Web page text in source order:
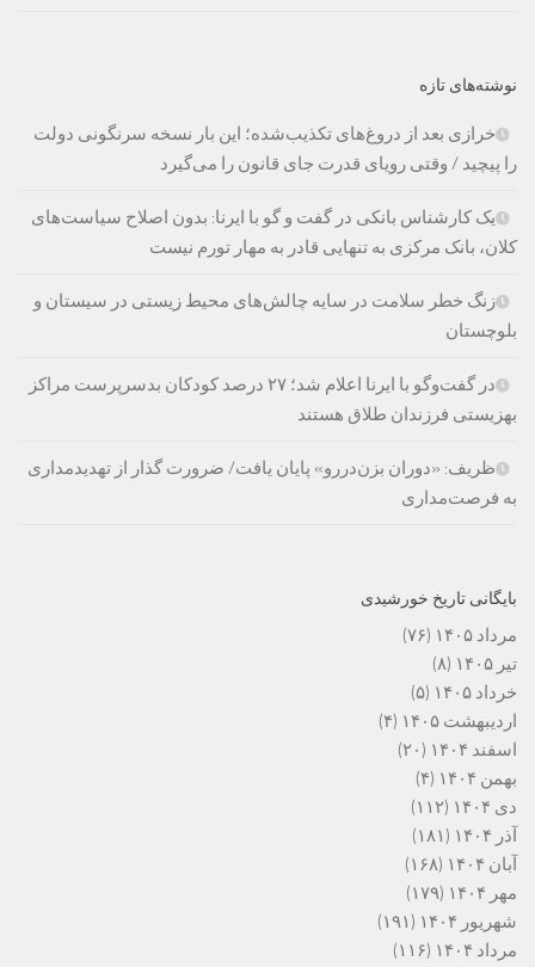
نوشته‌های تازه
خرازی بعد از دروغ‌های تکذیب‌شده؛ این بار نسخه سرنگونی دولت
را پیچید / وقتی رویای قدرت جای قانون را می‌گیرد
یک کارشناس بانکی در گفت و گو با ایرنا: بدون اصلاح سیاست‌های
کلان، بانک مرکزی به تنهایی قادر به مهار تورم نیست
زنگ خطر سلامت در سایه چالش‌های محیط زیستی در سیستان و
بلوچستان
در گفت‌وگو با ایرنا اعلام شد؛ ۲۷ درصد کودکان بدسرپرست مراکز
بهزیستی فرزندان طلاق هستند
ظریف: «دوران بزن‌دررو» پایان یافت/ ضرورت گذار از تهدیدمداری
به فرصت‌مداری
بایگانی تاریخ خورشیدی
مرداد ۱۴۰۵
(۷۶)
تیر ۱۴۰۵
(۸)
خرداد ۱۴۰۵
(۵)
اردیبهشت ۱۴۰۵
(۴)
اسفند ۱۴۰۴
(۲۰)
بهمن ۱۴۰۴
(۴)
دی ۱۴۰۴
(۱۱۲)
آذر ۱۴۰۴
(۱۸۱)
آبان ۱۴۰۴
(۱۶۸)
مهر ۱۴۰۴
(۱۷۹)
شهریور ۱۴۰۴
(۱۹۱)
مرداد ۱۴۰۴
(۱۱۶)